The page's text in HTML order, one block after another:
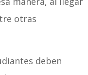
otras
deben